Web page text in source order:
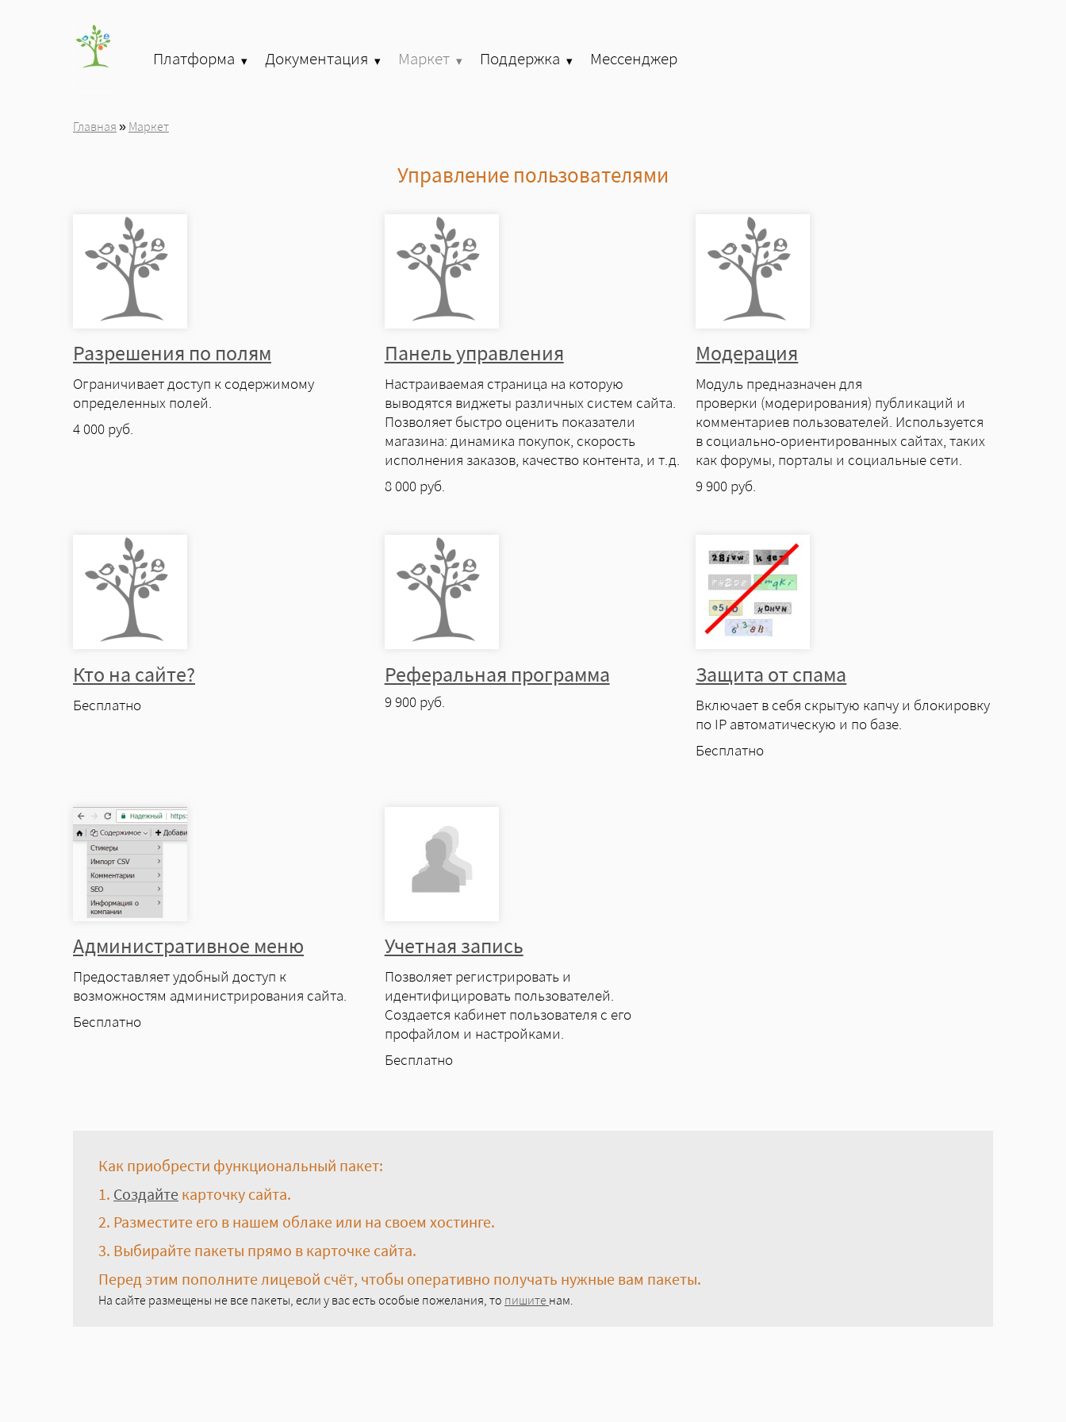
Платформа Документация Маркет Поддержка Мессенджер
Вы здесь
Главная » Маркет
Управление пользователями
Разрешения по полям
Ограничивает доступ к содержимому
определенных полей.
4 000 руб.
Панель управления
Настраиваемая страница на которую
выводятся виджеты различных систем сайта.
Позволяет быстро оценить показатели
магазина: динамика покупок, скорость
исполнения заказов, качество контента, и т.д.
8 000 руб.
Модерация
Модуль предназначен для
проверки (модерирования) публикаций и
комментариев пользователей. Используется
в социально-ориентированных сайтах, таких
как форумы, порталы и социальные сети.
9 900 руб.
Кто на сайте?
Цена
Бесплатно
Реферальная программа
9 900 руб.
Защита от спама
Включает в себя скрытую капчу и блокировку
по IP автоматическую и по базе.
Цена
Бесплатно
Административное меню
Предоставляет удобный доступ к
возможностям администрирования сайта.
Цена
Бесплатно
Учетная запись
Позволяет регистрировать и
идентифицировать пользователей.
Создается кабинет пользователя с его
профайлом и настройками.
Цена
Бесплатно
Как приобрести функциональный пакет:
1. Создайте карточку сайта.
2. Разместите его в нашем облаке или на своем хостинге.
3. Выбирайте пакеты прямо в карточке сайта.
Перед этим пополните лицевой счёт, чтобы оперативно получать нужные вам пакеты.
На сайте размещены не все пакеты, если у вас есть особые пожелания, то пишите нам.